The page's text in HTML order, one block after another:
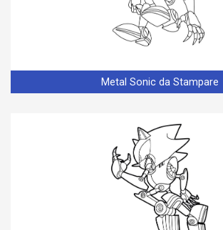
Metal Sonic da Stampare